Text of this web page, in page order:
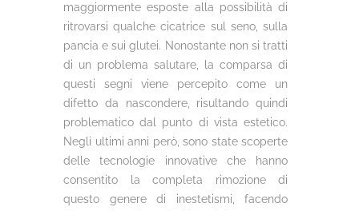
maggiormente esposte alla possibilità di
ritrovarsi qualche cicatrice sul seno, sulla
pancia e sui glutei. Nonostante non si tratti
di un problema salutare, la comparsa di
questi segni viene percepito come un
difetto da nascondere, risultando quindi
problematico dal punto di vista estetico.
Negli ultimi anni però, sono state scoperte
delle tecnologie innovative che hanno
consentito la completa rimozione di
questo genere di inestetismi, facendo